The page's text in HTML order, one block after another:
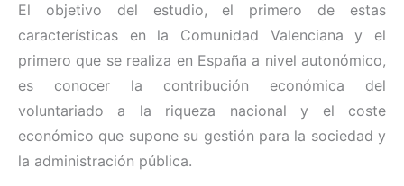
El objetivo del estudio, el primero de estas
características en la Comunidad Valenciana y el
primero que se realiza en España a nivel autonómico,
es conocer la contribución económica del
voluntariado a la riqueza nacional y el coste
económico que supone su gestión para la sociedad y
la administración pública.